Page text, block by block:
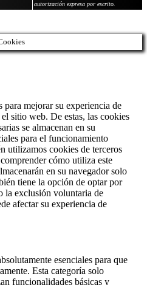
autorización expresa por escrito.
mejorar su experiencia de
sitio web. De estas, las cookies
se almacenan en su
para el funcionamiento
utilizamos cookies de terceros
cómo utiliza este
en su navegador solo
tiene la opción de optar por
la exclusión voluntaria de
afectar su experiencia de
esenciales para que
Esta categoría solo
funcionalidades básicas y